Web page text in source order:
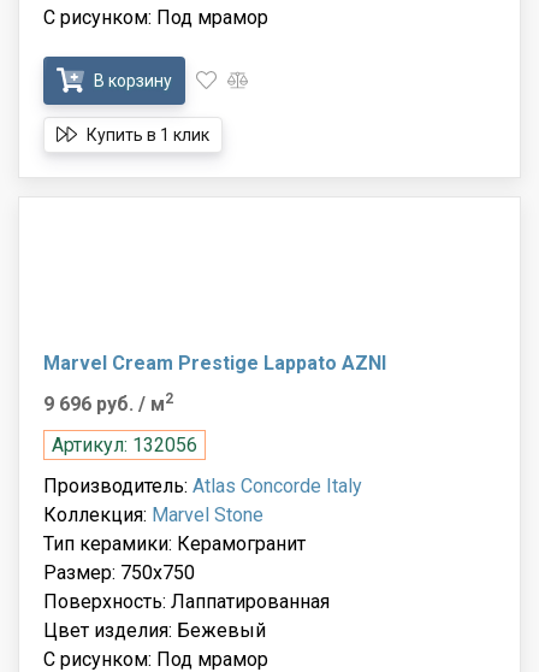
С рисунком: Под мрамор
В корзину
Купить в 1 клик
Marvel Cream Prestige Lappato AZNI
9 696 руб. / м2
Артикул: 132056
Производитель: Atlas Concorde Italy
Коллекция: Marvel Stone
Тип керамики: Керамогранит
Размер: 750x750
Поверхность: Лаппатированная
Цвет изделия: Бежевый
С рисунком: Под мрамор